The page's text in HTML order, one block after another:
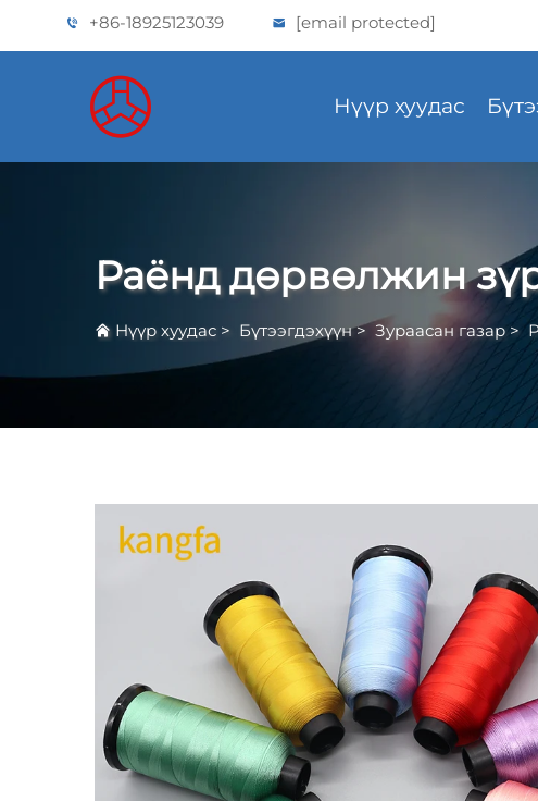
+86-18925123039 [email protected]
Нүүр хуудас
Раёнд дөрвөлжин
Нүүр хуудас > Бүтээгдэхүүн> Зураасан газар >